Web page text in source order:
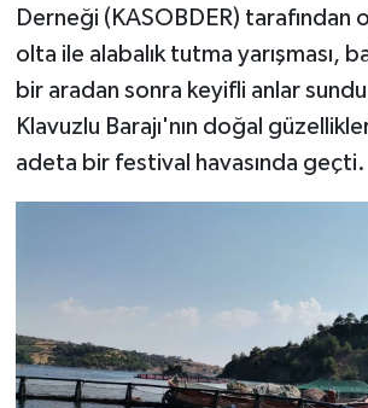
Derneği (KASOBDER) tarafından
olta ile alabalık tutma yarışması,
bir aradan sonra keyifli anlar
Klavuzlu Barajı'nın doğal
adeta bir festival havasında geçti.
MEDYA
ÜÇÜNCÜ SAYFA
Yemek
SİVİL TOPLUM